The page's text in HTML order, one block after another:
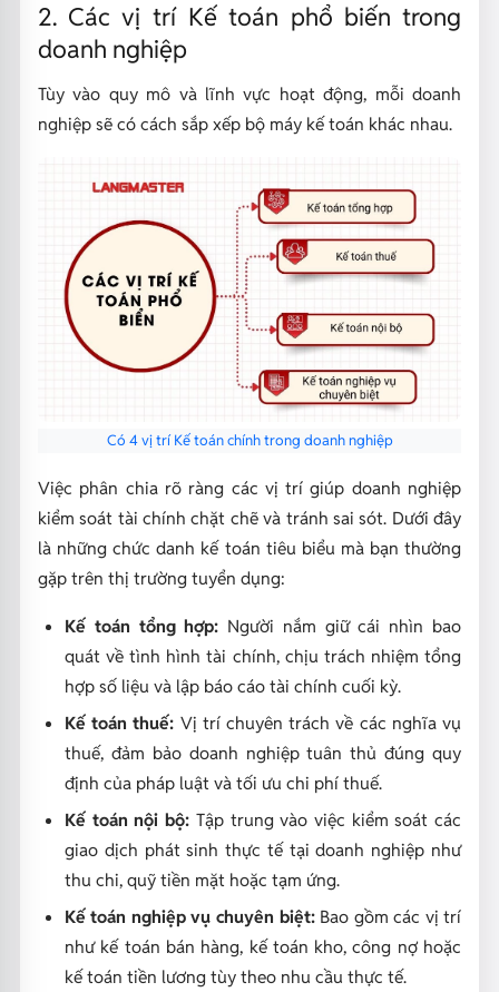
2. Các vị trí Kế toán phổ biến trong
doanh nghiệp
Tùy vào quy mô và lĩnh vực hoạt động, mỗi doanh
nghiệp sẽ có cách sắp xếp bộ máy kế toán khác nhau.
Có 4 vị trí Kế toán chính trong doanh nghiệp
Việc phân chia rõ ràng các vị trí giúp doanh nghiệp
kiểm soát tài chính chặt chẽ và tránh sai sót. Dưới đây
là những chức danh kế toán tiêu biểu mà bạn thường
gặp trên thị trường tuyển dụng:
Kế toán tổng hợp: Người nắm giữ cái nhìn bao
quát về tình hình tài chính, chịu trách nhiệm tổng
hợp số liệu và lập báo cáo tài chính cuối kỳ.
Kế toán thuế: Vị trí chuyên trách về các nghĩa vụ
thuế, đảm bảo doanh nghiệp tuân thủ đúng quy
định của pháp luật và tối ưu chi phí thuế.
Kế toán nội bộ: Tập trung vào việc kiểm soát các
giao dịch phát sinh thực tế tại doanh nghiệp như
thu chi, quỹ tiền mặt hoặc tạm ứng.
Kế toán nghiệp vụ chuyên biệt:Bao gồm các vị trí
như kế toán bán hàng, kế toán kho, công nợ hoặc
kế toán tiền lương tùy theo nhu cầu thực tế.